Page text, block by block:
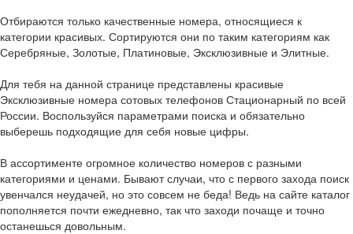
Отбираются только качественные номера, относящиеся к
категории красивых. Сортируются они по таким категориям как
Серебряные, Золотые, Платиновые, Эксклюзивные и Элитные.
Для тебя на данной странице представлены красивые
Эксклюзивные номера сотовых телефонов Стационарный по всей
России. Воспользуйся параметрами поиска и обязательно
выберешь подходящие для себя новые цифры.
В ассортименте огромное количество номеров с разными
категориями и ценами. Бывают случаи, что с первого захода поиск
увенчался неудачей, но это совсем не беда! Ведь на сайте каталог
пополняется почти ежедневно, так что заходи почаще и точно
останешься довольным.